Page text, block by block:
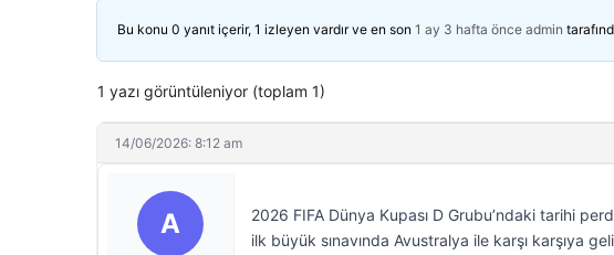
Bu konu 0 yanıt içerir, 1 izleyen vardır ve en son 1 ay 3 hafta önce admin
1 yazı görüntüleniyor (toplam 1)
14/06/2026: 8:12 am
A
2026 FIFA Dünya Kupası D Grubu’ndaki tarihi
ilk büyük sınavında Avustralya ile karşı karşıya